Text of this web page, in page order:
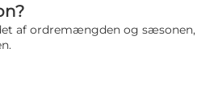
af ordremængden og sæsonen,